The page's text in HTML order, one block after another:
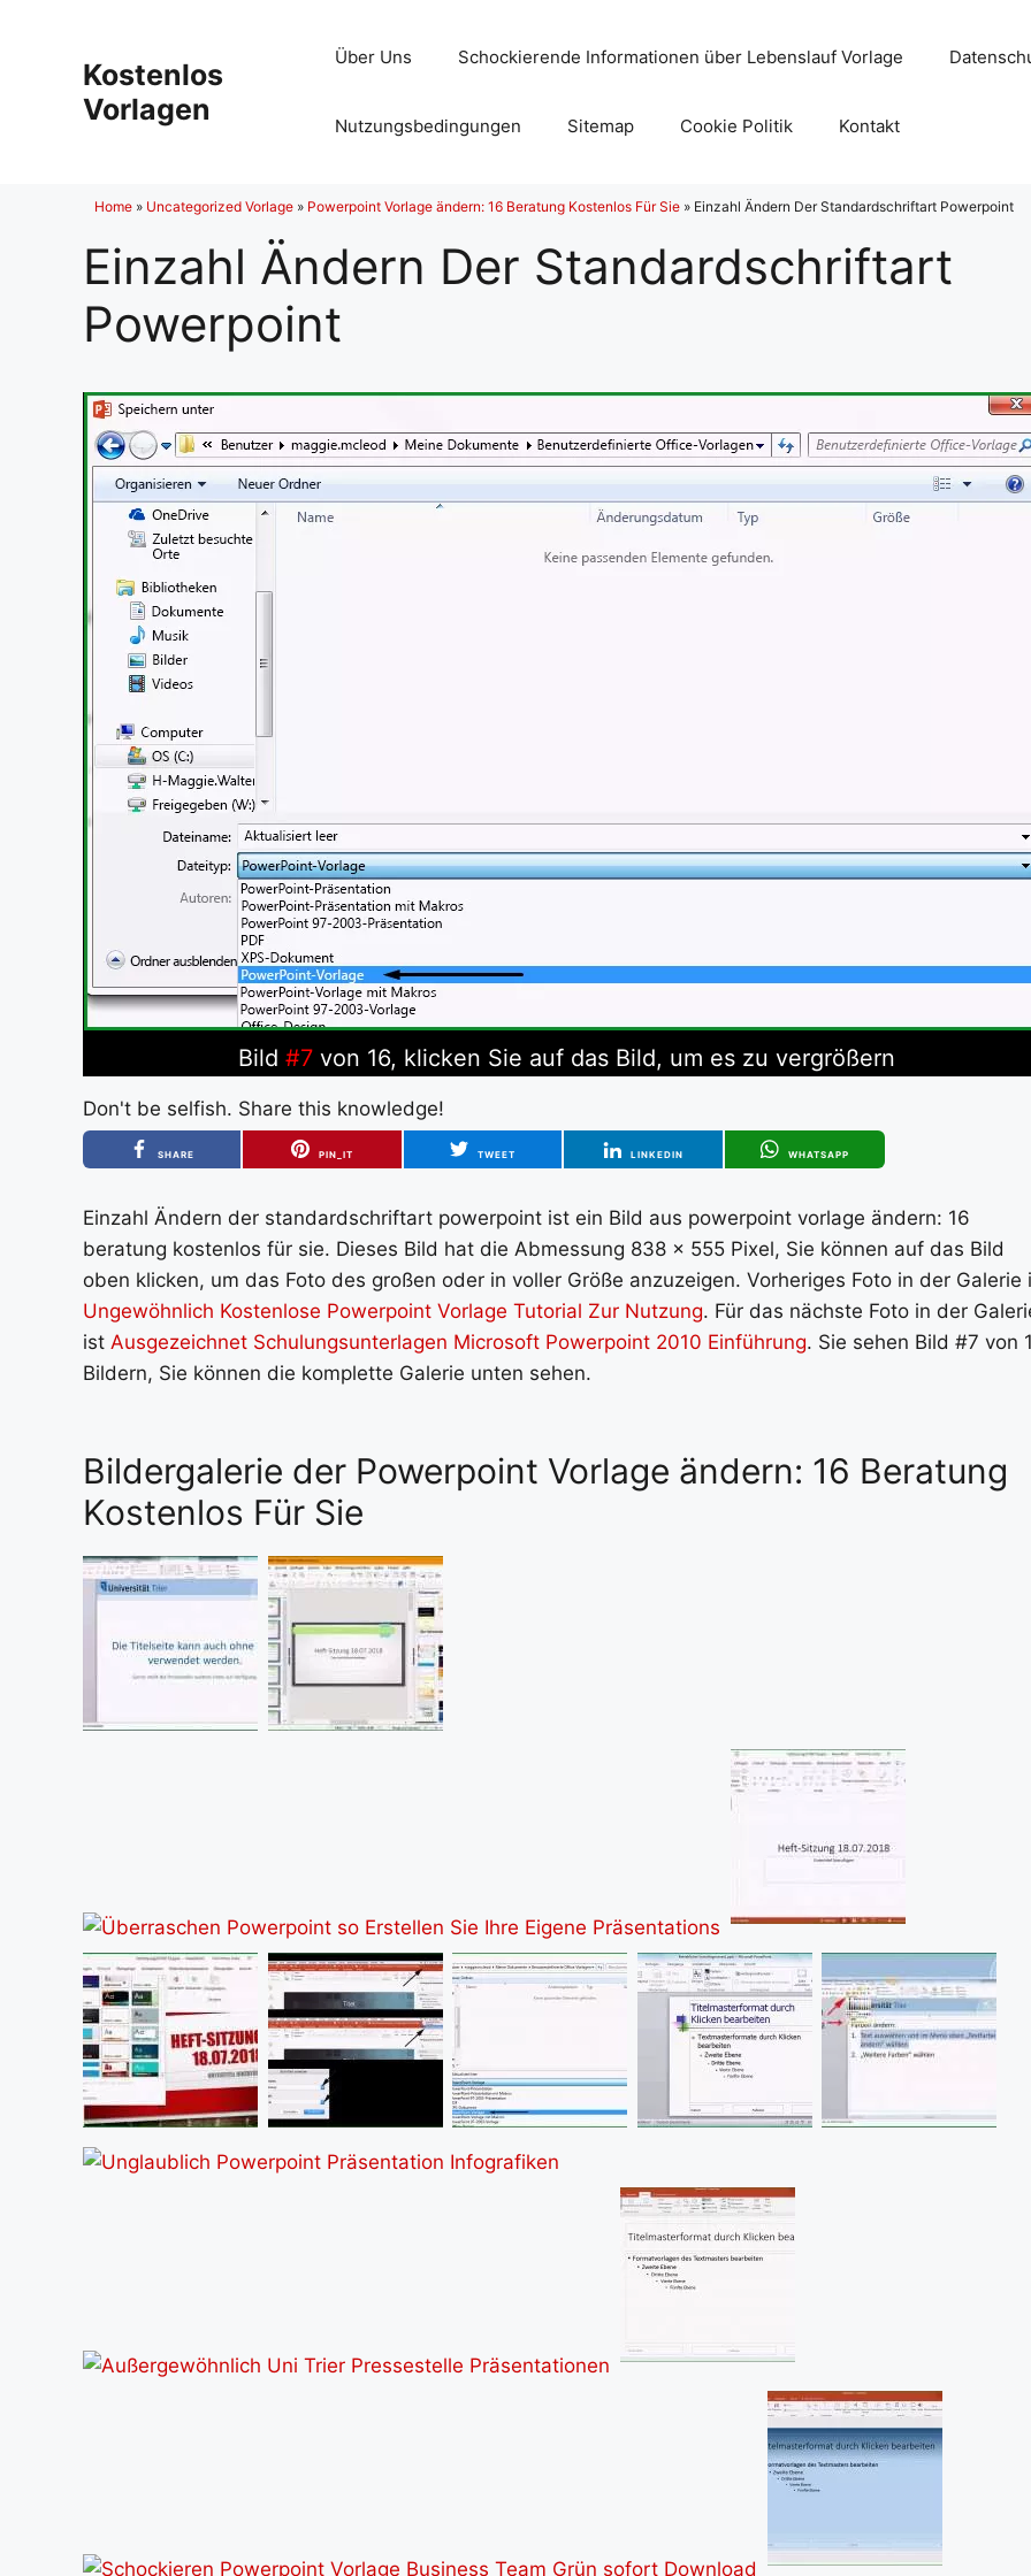
Kostenlos
Vorlagen
Über Uns Schockierende Informationen über Lebenslauf Vorlage
Nutzungsbedingungen Sitemap Cookie Politik Kontakt
Home » Uncategorized Vorlage » Powerpoint Vorlage ändern: 16 Beratung Kostenlos Für Sie » Einzahl Ändern Der Standardschriftart Powerpoint
Einzahl Ändern Der Standardschriftart
Powerpoint
Bild #7von 16, klicken Sie auf das Bild, um es zu vergrößern
Don't be selfish. Share this knowledge!
SHARE PIN_IT TWEET LINKEDIN WHATSAPP
Einzahl Ändern der standardschriftart powerpoint ist ein Bild aus powerpoint vorlage ändern: 16
beratung kostenlos für sie. Dieses Bild hat die Abmessung 838 x 555 Pixel, Sie können auf das Bild
oben klicken, um das Foto des großen oder in voller Größe anzuzeigen. Vorheriges Foto in der Galerie
Ungewöhnlich Kostenlose Powerpoint Vorlage Tutorial Zur Nutzung. Für das nächste Foto in der
ist Ausgezeichnet Schulungsunterlagen Microsoft Powerpoint 2010 Einführung. Sie sehen Bild #7 von
Bildern, Sie können die komplette Galerie unten sehen.
Bildergalerie der Powerpoint Vorlage ändern: 16 Beratung
Kostenlos Für Sie